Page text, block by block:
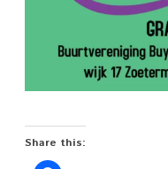
Share this: